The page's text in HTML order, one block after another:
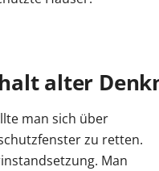
alter
man sich über
zu retten.
Man